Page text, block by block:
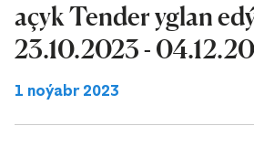
açyk Tender yglan
23.10.2023 -
1 noýabr 2023